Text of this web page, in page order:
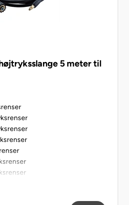
5 meter til